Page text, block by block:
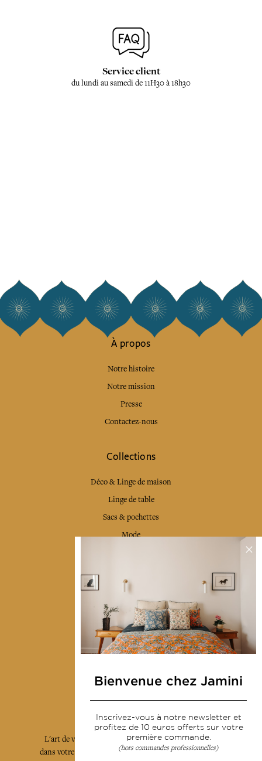
Service client
du lundi au samedi de 11H30 à 18h30
À propos
Notre histoire
Notre mission
Presse
Contactez-nous
Collections
Déco & Linge de maison
Linge de table
Sacs & pochettes
Mode
Livraison & retour
CGV
Devenir revendeur
Notre communauté
L'art de vivre JAMINI raconté avec poésie et élégance
dans votre boîte mail. Inscrivez vous à notre newsletter
Bienvenue chez Jamini
Inscrivez-vous à notre newsletter et
profitez de 10 euros offerts sur votre
première commande.
(hors commandes professionnelles)